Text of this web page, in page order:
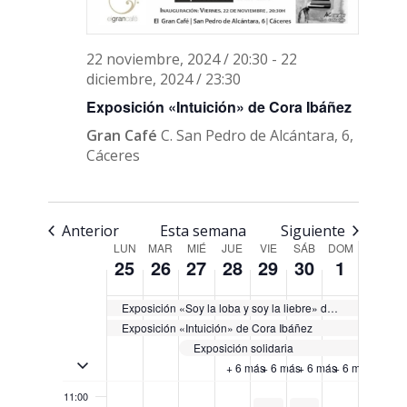
22 noviembre, 2024 / 20:30 - 22
diciembre, 2024 / 23:30
Exposición «Intuición» de Cora Ibáñez
Gran CaféC. San Pedro de Alcántara, 6,
Cáceres
Anterior Esta semana Siguiente
Semana
Eventos
LUN
25
MAR
26
MIÉ
27
JUE
28
VIE
29
SÁB
30
DOM
1
Activar/Desactivar eventos de múltiples días
Exposición «Soy la loba y soy la liebre» de Gels Caletrío
Exposición «Intuición» de Cora Ibáñez
Exposición solidaria
+ 6 más+ 6 más+ 6 más+ 6 más
05:00
11:00
day.